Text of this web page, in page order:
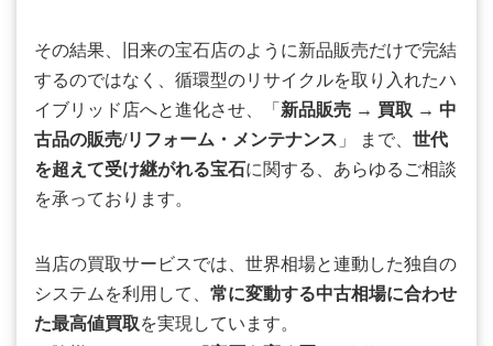
その結果、旧来の宝石店のように新品販売だけで完結
するのではなく、循環型のリサイクルを取り入れたハ
イブリッド店へと進化させ、「 新品販売 → 買取 → 中
古品の販売/リフォーム・メンテナンス 」 まで、 世代
を超えて受け継がれる宝石に関する、あらゆるご相談
を承っております。
当店の買取サービスでは、世界相場と連動した独自の
システムを利用して、 常に変動する中古相場に合わせ
た最高値買取を実現しています。